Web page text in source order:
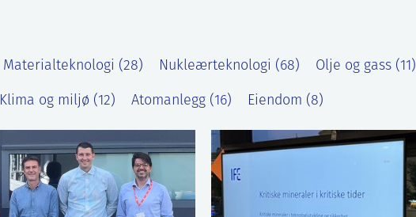
Materialteknologi (28) Nukleærteknologi (68) Olje og gass (11)
Klima og miljø (12) Atomanlegg (16) Eiendom (8)